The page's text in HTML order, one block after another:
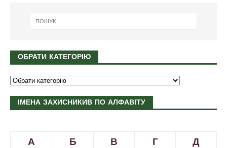
ОБРАТИ КАТЕГОРІЮ
ІМЕНА ЗАХИСНИКИВ ПО АЛФАВІТУ
А Б В Г
Д